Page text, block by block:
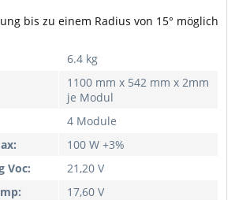
bis zu einem Radius von 15° möglich
6.4 kg
1100 mm x 542 mm x 2mm
je Modul
4 Module
100 W +3%
Voc:
21,20 V
17,60 V